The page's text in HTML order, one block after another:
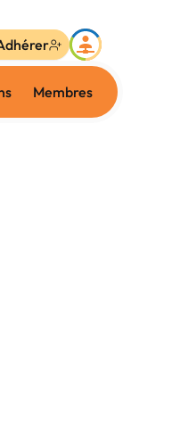
Membres